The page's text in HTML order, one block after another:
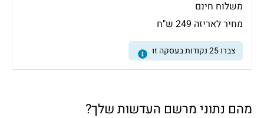
משלוח חינם
מחיר לאריזה 249 ש"ח
צברו25נקודות בעסקה זו
מהם נתוני מרשם העדשות שלך?